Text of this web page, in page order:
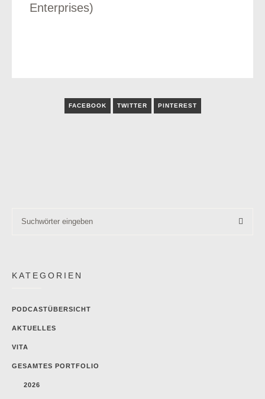
Enterprises)
FACEBOOK TWITTER PINTEREST
KATEGORIEN
PODCASTÜBERSICHT
AKTUELLES
VITA
GESAMTES PORTFOLIO
2026